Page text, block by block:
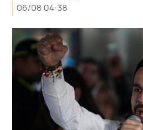
06/08 04:38